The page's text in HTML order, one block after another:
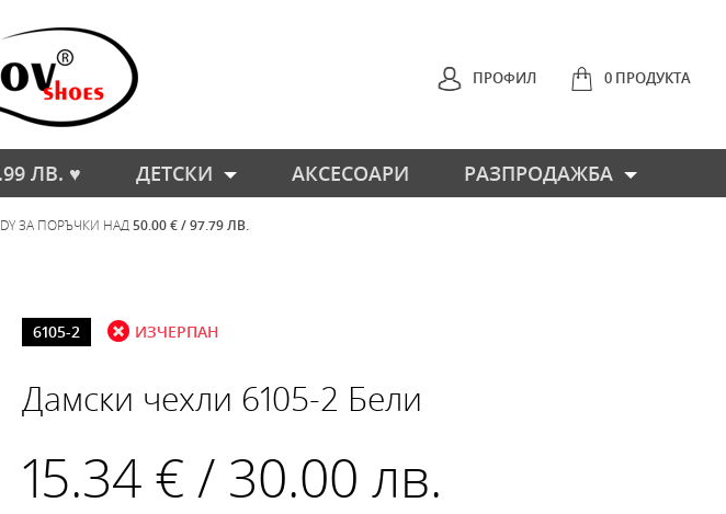
0 ПРОДУКТА
ПРОФИЛ
ЛВ. ♥ ДЕТСКИ АКСЕСОАРИ РАЗПРОДАЖБА
ЗА ПОРЪЧКИ НАД 50.00 € / 97.79 ЛВ.
6105-2 ИЗЧЕРПАН
Дамски чехли 6105-2 Бели
15.34 € / 30.00 лв.